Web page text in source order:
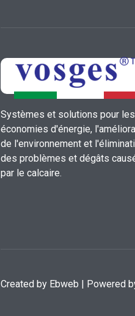
Systèmes et solutions pour les
économies d'énergie,
de l'environnement et
des problèmes et dégâts
par le calcaire.
Created by Ebweb | Powered